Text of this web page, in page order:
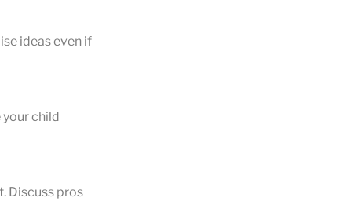
ideas even if
child
Discuss pros